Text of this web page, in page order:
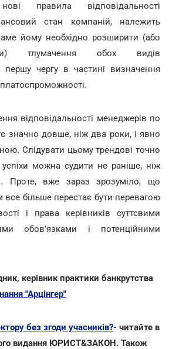
правила відповідальності
стан компаній, належить
йому необхідно розширити (або
тлумачення обох видів
першу чергу в частині визначення
відповідальності менеджерів по
значно довше, ніж два роки, і явно
Слідувати цьому трендові точно
можна судити не раніше, ніж
Проте, вже зараз зрозуміло, що
все більше перестає бути перевагою
і права керівників суттєвими
обов'язками і потенційними
керівник практики банкрутства
"Арцінгер"
без згоди учасників?- читайте в
видання ЮРИСТ&ЗАКОН. Також